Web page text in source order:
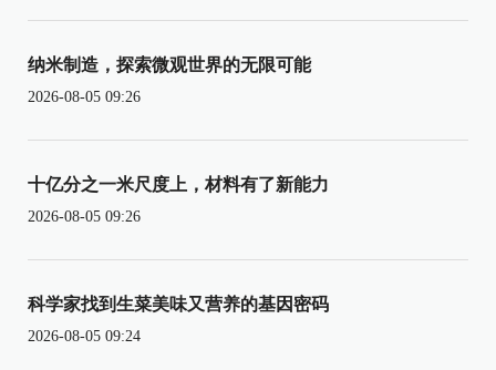
纳米制造，探索微观世界的无限可能
2026-08-05 09:26
十亿分之一米尺度上，材料有了新能力
2026-08-05 09:26
科学家找到生菜美味又营养的基因密码
2026-08-05 09:24